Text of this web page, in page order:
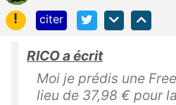
!
citer
RICO a écrit
Moi je prédis une
lieu de 37,98 € pour